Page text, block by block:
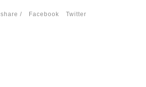
share / Facebook Twitter